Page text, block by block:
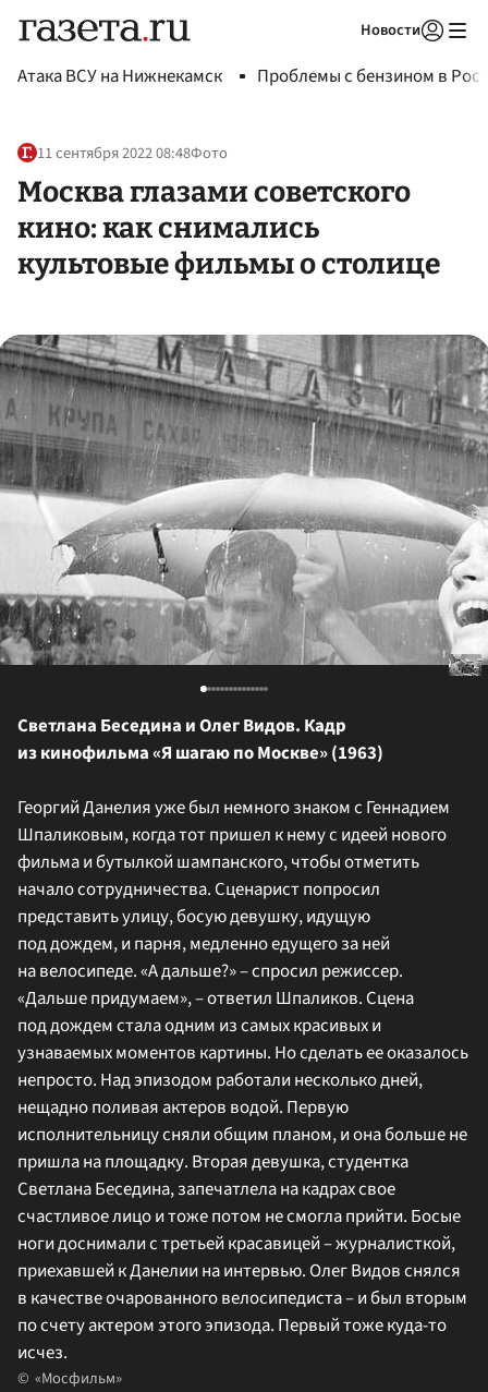
Новости
Атака ВСУ на Нижнекамск Проблемы с бензином в
11 сентября 2022 08:48Фото
Москва глазами советского
кино: как снимались
культовые фильмы о столице
Светлана Беседина и Олег Видов. Кадр
из кинофильма «Я шагаю по Москве» (1963)
Георгий Данелия уже был немного знаком с Геннадием
Шпаликовым, когда тот пришел к нему с идеей нового
фильма и бутылкой шампанского, чтобы отметить
начало сотрудничества. Сценарист попросил
представить улицу, босую девушку, идущую
под дождем, и парня, медленно едущего за ней
на велосипеде. «А дальше?» – спросил режиссер.
«Дальше придумаем», – ответил Шпаликов. Сцена
под дождем стала одним из самых красивых и
узнаваемых моментов картины. Но сделать ее оказалось
непросто. Над эпизодом работали несколько дней,
нещадно поливая актеров водой. Первую
исполнительницу сняли общим планом, и она больше не
пришла на площадку. Вторая девушка, студентка
Светлана Беседина, запечатлела на кадрах свое
счастливое лицо и тоже потом не смогла прийти. Босые
ноги доснимали с третьей красавицей – журналисткой,
приехавшей к Данелии на интервью. Олег Видов снялся
в качестве очарованного велосипедиста – и был вторым
по счету актером этого эпизода. Первый тоже куда-то
исчез.
«Мосфильм»